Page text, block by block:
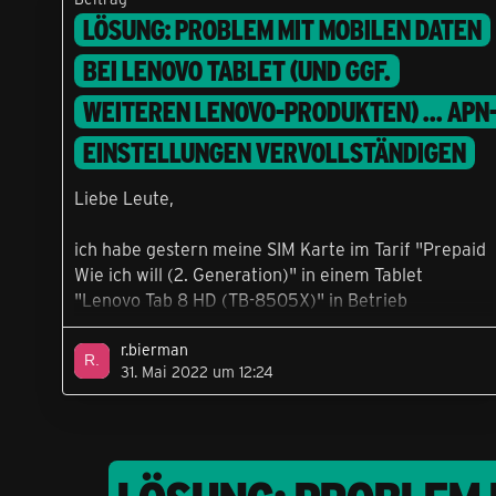
LÖSUNG: PROBLEM MIT MOBILEN DATEN
BEI LENOVO TABLET (UND GGF.
WEITEREN LENOVO-PRODUKTEN) ...
EINSTELLUNGEN VERVOLLSTÄNDIGEN
Liebe Leute,
ich habe gestern meine SIM Karte im Tarif "Prepaid
Wie ich will (2. Generation)" in einem Tablet
"Lenovo Tab 8 HD (TB-8505X)" in Betrieb
genommen und dabei nicht die mobilen Daten in
Gang bekommen. Ich bekam bei Aktivierung der
mobilen Daten und dem Aufrufen einer
Internetseite immer die Fehlermeldung "Keine
r.bierman
31. Mai 2022 um 12:24